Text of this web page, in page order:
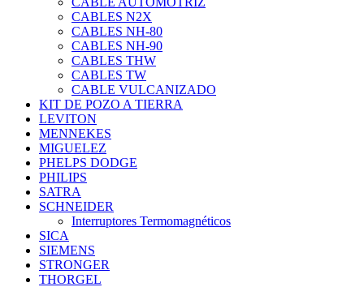
CABLES N2X
CABLES NH-80
CABLES NH-90
CABLES THW
CABLES TW
CABLE VULCANIZADO
KIT DE POZO A TIERRA
LEVITON
MENNEKES
MIGUELEZ
PHELPS DODGE
PHILIPS
SATRA
SCHNEIDER
Interruptores Termomagnéticos
SICA
SIEMENS
STRONGER
THORGEL